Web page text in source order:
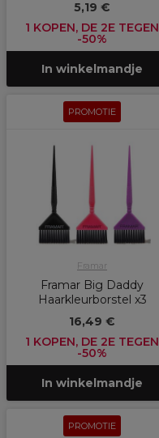
5,19 €
1 KOPEN, DE 2E TEGEN
-50%
In winkelmandje
PROMOTIE
Framar
Framar Big Daddy
Haarkleurborstel x3
16,49 €
1 KOPEN, DE 2E TEGEN
-50%
In winkelmandje
PROMOTIE